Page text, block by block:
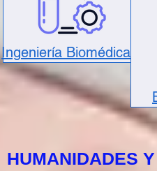
Ingeniería Biomédica
HUMANIDADES